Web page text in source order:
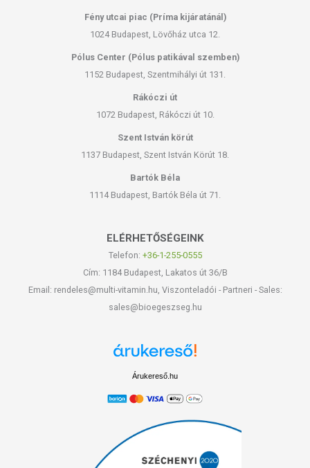
Fény utcai piac (Príma kijáratánál)
1024 Budapest, Lövőház utca 12.
Pólus Center (Pólus patikával szemben)
1152 Budapest, Szentmihályi út 131.
Rákóczi út
1072 Budapest, Rákóczi út 10.
Szent István körút
1137 Budapest, Szent István Körút 18.
Bartók Béla
1114 Budapest, Bartók Béla út 71.
ELÉRHETŐSÉGEINK
Telefon: +36-1-255-0555
Cím: 1184 Budapest, Lakatos út 36/B
Email: rendeles@multi-vitamin.hu, Viszonteladói - Partneri - Sales:
sales@bioegeszseg.hu
Árukereső.hu